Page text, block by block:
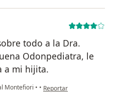
todo a la Dra.
Odonpediatra, le
a mi hijita.
Montefiori • • en opinión del usuario
Reportar